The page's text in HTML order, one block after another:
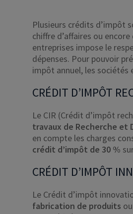
Plusieurs crédits d’impôt
chiffre d’affaires ou
entreprises impose le
dépenses. Pour pouvoir
impôt annuel, les
CRÉDIT D’IMPÔT
Le CIR (Crédit d’impôt
travaux de Recherche et
en compte les charges
crédit d’impôt de 30 %
CRÉDIT D’IMPÔT
Le Crédit d’impôt
fabrication de produits